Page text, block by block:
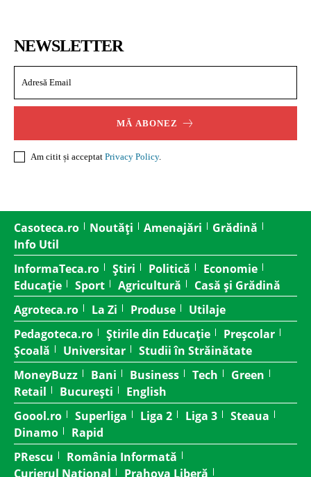
NEWSLETTER
MĂ ABONEZ
Am citit și acceptat Privacy Policy.
Casoteca.ro Noutăți Amenajări
Grădină
Info Util
InformaTeca.ro
Știri Politică
Economie
Educație
Sport Agricultură
Casă și Grădină
Agroteca.ro
La Zi Produse
Utilaje
Pedagoteca.ro
Știrile din Educație
Preșcolar
Școală
Universitar
Studii în Străinătate
MoneyBuzz
Bani Business Tech
Green
Retail
București
English
Goool.ro
Superliga Liga 2 Liga 3
Steaua
Dinamo
Rapid
PRescu
România Informată
Curierul Național
Prahova Liberă